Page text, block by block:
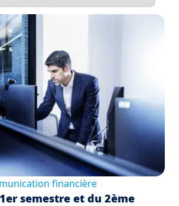
financière
semestre et du 2ème